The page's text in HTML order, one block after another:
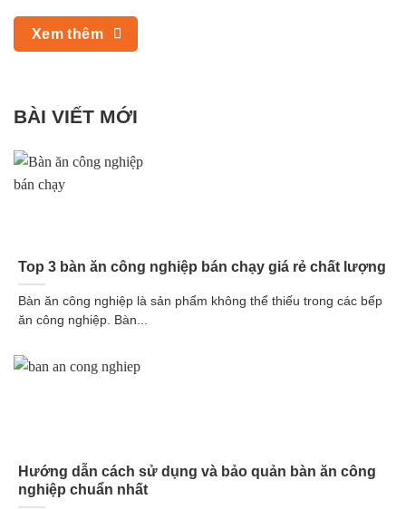
Xem thêm
BÀI VIẾT MỚI
Top 3 bàn ăn công nghiệp bán chạy giá rẻ chất lượng
Bàn ăn công nghiệp là sản phẩm không thể thiếu trong các bếp
ăn công nghiệp. Bàn...
Hướng dẫn cách sử dụng và bảo quản bàn ăn công
nghiệp chuẩn nhất